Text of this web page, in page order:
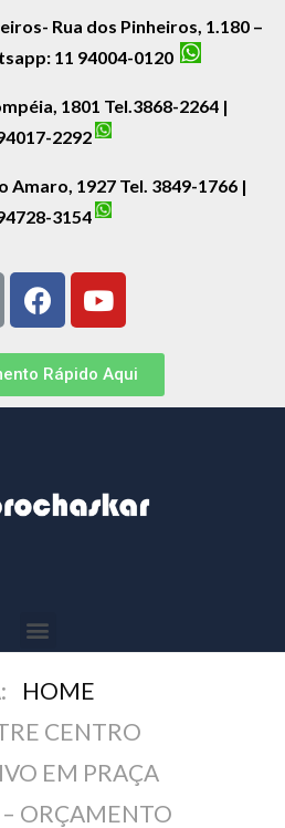
Rua dos Pinheiros, 1.180 –
11 94004-0120
1801 Tel.3868-2264 |
2292
Amaro, 1927 Tel. 3849-1766 |
3154
Rápido Aqui
HOME
CENTRO
EM PRAÇA
– ORÇAMENTO